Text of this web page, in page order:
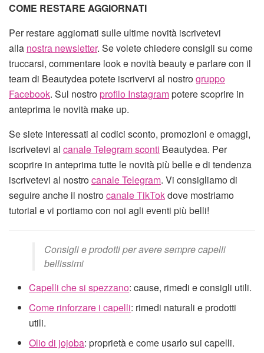
COME RESTARE AGGIORNATI
Per restare aggiornati sulle ultime novità iscrivetevi
alla nostra newsletter. Se volete chiedere consigli su come
truccarsi, commentare look e novità beauty e parlare con il
team di Beautydea potete iscrivervi al nostrogruppo
Facebook. Sul nostroprofilo Instagrampotere scoprire in
anteprima le novità make up.
Se siete interessati ai codici sconto, promozioni e omaggi,
iscrivetevi al canale Telegram sconti Beautydea. Per
scoprire in anteprima tutte le novità più belle e di tendenza
iscrivetevi al nostrocanale Telegram. Vi consigliamo di
seguire anche il nostrocanale TikTokdove mostriamo
tutorial e vi portiamo con noi agli eventi più belli!
Consigli e prodotti per avere sempre capelli
bellissimi
Capelli che si spezzano: cause, rimedi e consigli utili.
Come rinforzare i capelli: rimedi naturali e prodotti
utili.
Olio di jojoba: proprietà e come usarlo sui capelli.